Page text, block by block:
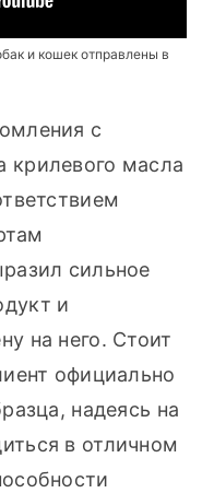
и кошек отправлены в
с
крилевого масла
сильное
и
на него. Стоит
официально
надеясь на
в отличном